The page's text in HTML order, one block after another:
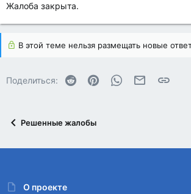
Жалоба закрыта.
В этой теме нельзя размещать новые
Поделиться: Reddit PinterestWhatsApp
Решенные жалобы
О проекте